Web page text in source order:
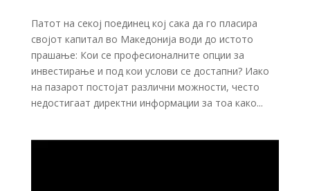
Патот на секој поединец кој сака да го пласира
својот капитал во Македонија води до истото
прашање: Кои се професионалните опции за
инвестирање и под кои услови се достапни? Иако
на пазарот постојат различни можности, често
недостигаат директни информации за тоа како...